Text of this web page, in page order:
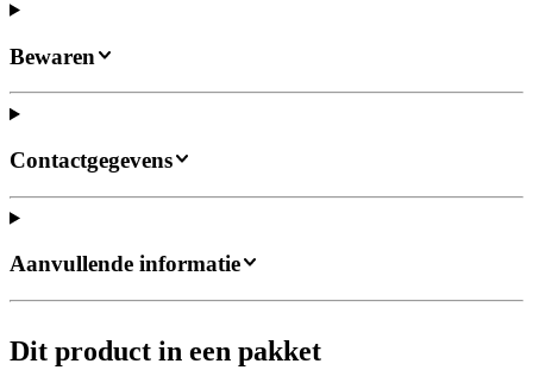
Bewaren
Contactgegevens
Aanvullende informatie
Dit product in een pakket